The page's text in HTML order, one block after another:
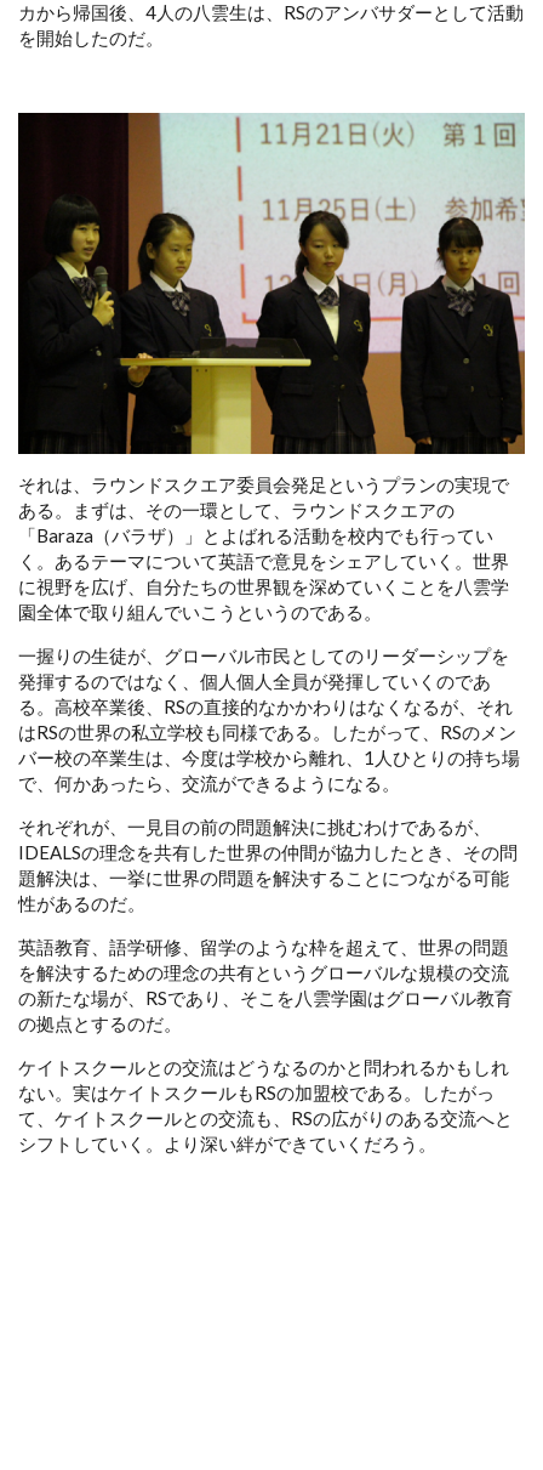
カから帰国後、4人の八雲生は、RSのアンバサダーとして活動
を開始したのだ。
それは、ラウンドスクエア委員会発足というプランの実現で
ある。まずは、その一環として、ラウンドスクエアの
「Baraza（バラザ）」とよばれる活動を校内でも行ってい
く。あるテーマについて英語で意見をシェアしていく。世界
に視野を広げ、自分たちの世界観を深めていくことを八雲学
園全体で取り組んでいこうというのである。
一握りの生徒が、グローバル市民としてのリーダーシップを
発揮するのではなく、個人個人全員が発揮していくのであ
る。高校卒業後、RSの直接的なかかわりはなくなるが、それ
はRSの世界の私立学校も同様である。したがって、RSのメン
バー校の卒業生は、今度は学校から離れ、1人ひとりの持ち場
で、何かあったら、交流ができるようになる。
それぞれが、一見目の前の問題解決に挑むわけであるが、
IDEALSの理念を共有した世界の仲間が協力したとき、その問
題解決は、一挙に世界の問題を解決することにつながる可能
性があるのだ。
英語教育、語学研修、留学のような枠を超えて、世界の問題
を解決するための理念の共有というグローバルな規模の交流
の新たな場が、RSであり、そこを八雲学園はグローバル教育
の拠点とするのだ。
ケイトスクールとの交流はどうなるのかと問われるかもしれ
ない。実はケイトスクールもRSの加盟校である。したがっ
て、ケイトスクールとの交流も、RSの広がりのある交流へと
シフトしていく。より深い絆ができていくだろう。